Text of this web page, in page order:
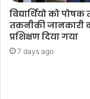
विद्यार्थियो को पोषक
तकनीकी जानकारी
प्रशिक्षण दिया गया
7 days ago